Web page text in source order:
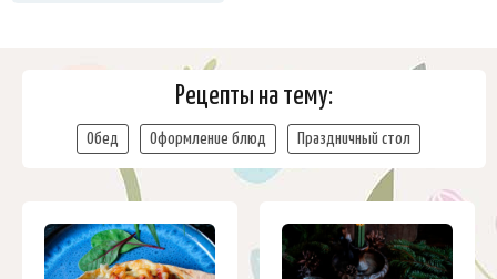
Рецепты на тему:
Обед Оформление блюд Праздничный стол